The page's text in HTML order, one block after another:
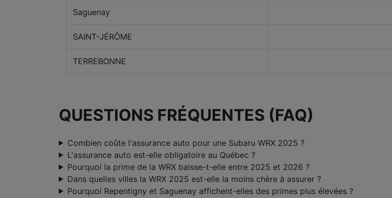
Saguenay
SAINT-JÉRÔME
TERREBONNE
QUESTIONS FRÉQUENTES (FAQ)
Combien coûte l'assurance auto pour une Subaru WRX 2025 ?
L'assurance auto est-elle obligatoire au Québec ?
Pourquoi la prime de la WRX baisse-t-elle entre 2025 et 2026 ?
Dans quelles villes la WRX 2025 est-elle la moins chère à assurer ?
Pourquoi Repentigny et Saguenay affichent-elles des primes plus élevées ?